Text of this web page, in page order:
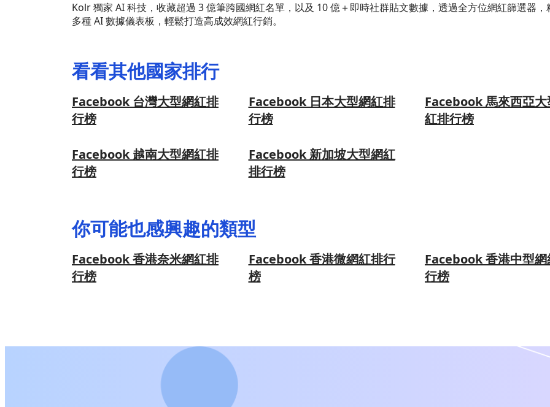
Kolr 獨家 AI 科技，收藏超過 3 億筆跨國網紅名單，以及 10 億＋即時社群貼文數據，透過全方位網紅篩選器
多種 AI 數據儀表板，輕鬆打造高成效網紅行銷。
看看其他國家排行
Facebook 台灣大型網紅排
行榜
Facebook 日本大型網紅排
行榜
Facebook 馬來西亞大
紅排行榜
Facebook 越南大型網紅排
行榜
Facebook 新加坡大型網紅
排行榜
你可能也感興趣的類型
Facebook 香港奈米網紅排
行榜
Facebook 香港微網紅排行
榜
Facebook 香港中型網
行榜